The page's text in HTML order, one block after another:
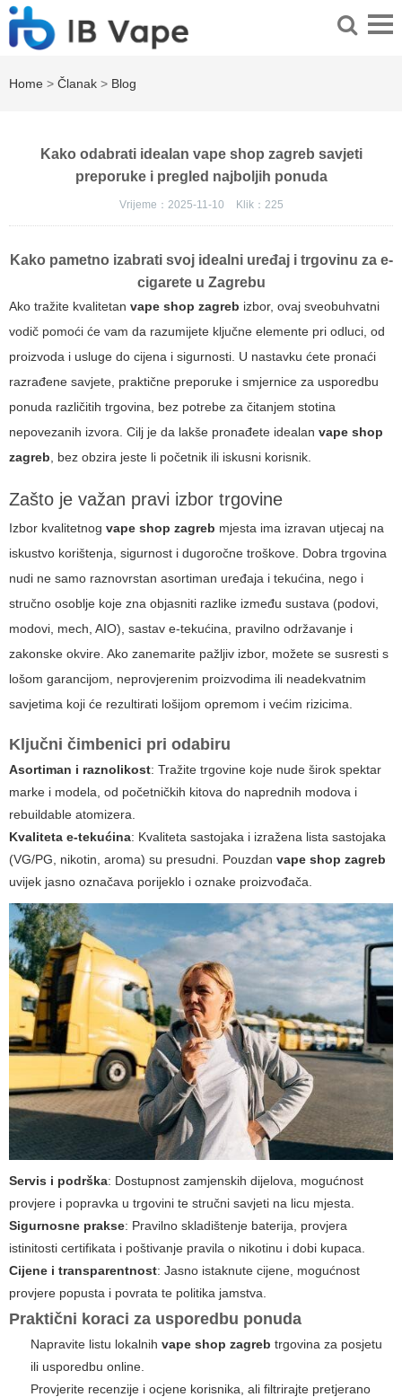
Home > Članak > Blog
Kako odabrati idealan vape shop zagreb savjeti
preporuke i pregled najboljih ponuda
Vrijeme：2025-11-10 Klik： 225
Kako pametno izabrati svoj idealni uređaj i trgovinu za e-
cigarete u Zagrebu
Ako tražite kvalitetan vape shop zagreb izbor, ovaj sveobuhvatni
vodič pomoći će vam da razumijete ključne elemente pri odluci, od
proizvoda i usluge do cijena i sigurnosti. U nastavku ćete pronaći
razrađene savjete, praktične preporuke i smjernice za usporedbu
ponuda različitih trgovina, bez potrebe za čitanjem stotina
nepovezanih izvora. Cilj je da lakše pronađete idealan vape shop
zagreb, bez obzira jeste li početnik ili iskusni korisnik.
Zašto je važan pravi izbor trgovine
Izbor kvalitetnog vape shop zagreb mjesta ima izravan utjecaj na
iskustvo korištenja, sigurnost i dugoročne troškove. Dobra trgovina
nudi ne samo raznovrstan asortiman uređaja i tekućina, nego i
stručno osoblje koje zna objasniti razlike između sustava (podovi,
modovi, mech, AIO), sastav e-tekućina, pravilno održavanje i
zakonske okvire. Ako zanemarite pažljiv izbor, možete se susresti s
lošom garancijom, neprovjerenim proizvodima ili neadekvatnim
savjetima koji će rezultirati lošijom opremom i većim rizicima.
Ključni čimbenici pri odabiru
Asortiman i raznolikost: Tražite trgovine koje nude širok spektar
marke i modela, od početničkih kitova do naprednih modova i
rebuildable atomizera.
Kvaliteta e-tekućina: Kvaliteta sastojaka i izražena lista sastojaka
(VG/PG, nikotin, aroma) su presudni. Pouzdan vape shop zagreb
uvijek jasno označava porijeklo i oznake proizvođača.
Servis i podrška: Dostupnost zamjenskih dijelova, mogućnost
provjere i popravka u trgovini te stručni savjeti na licu mjesta.
Sigurnosne prakse: Pravilno skladištenje baterija, provjera
istinitosti certifikata i poštivanje pravila o nikotinu i dobi kupaca.
Cijene i transparentnost: Jasno istaknute cijene, mogućnost
provjere popusta i povrata te politika jamstva.
Praktični koraci za usporedbu ponuda
Napravite listu lokalnih vape shop zagreb trgovina za posjetu
ili usporedbu online.
Provjerite recenzije i ocjene korisnika, ali filtrirajte pretjerano